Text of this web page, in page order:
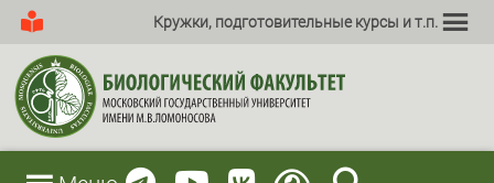
Кружки, подготовительные курсы и т.п.